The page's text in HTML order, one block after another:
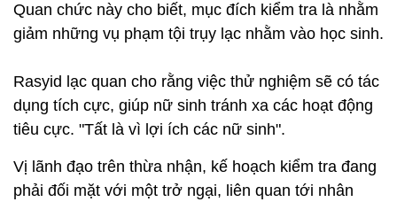
Quan chức này cho biết, mục đích kiểm tra là nhằm
giảm những vụ phạm tội trụy lạc nhằm vào học sinh.
Rasyid lạc quan cho rằng việc thử nghiệm sẽ có tác
dụng tích cực, giúp nữ sinh tránh xa các hoạt động
tiêu cực. "Tất là vì lợi ích các nữ sinh".
Vị lãnh đạo trên thừa nhận, kế hoạch kiểm tra đang
phải đối mặt với một trở ngại, liên quan tới nhân